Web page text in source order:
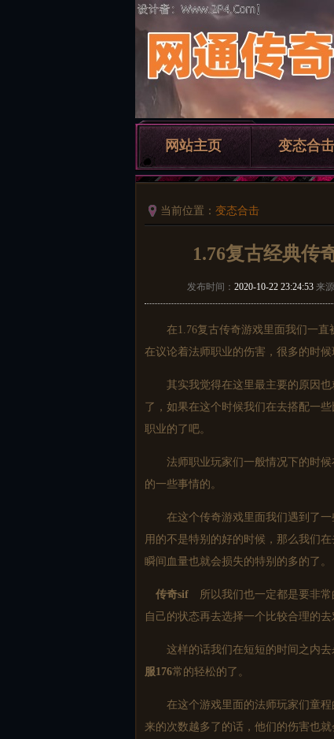
网站主页 变态合击
当前位置： 变态合击
1.76复古经典传
发布时间： 2020-10-22 23:24:53 来源
在1.76复古传奇游戏里面我们一直
在议论着法师职业的伤害，很多的时
其实我觉得在这里最主要的原因也
了，如果在这个时候我们在去搭配一
职业的了吧。
法师职业玩家们一般情况下的时候
的一些事情的。
在这个传奇游戏里面我们遇到了一
用的不是特别的好的时候，那么我们
瞬间血量也就会损失的特别的多的了。
传奇sif 所以我们也一定都是要非常
自己的状态再去选择一个比较合理的去
这样的话我们在短短的时间之内去
服176常的轻松的了。
在这个游戏里面的法师玩家们童程
来的次数越多了的话，他们的伤害也